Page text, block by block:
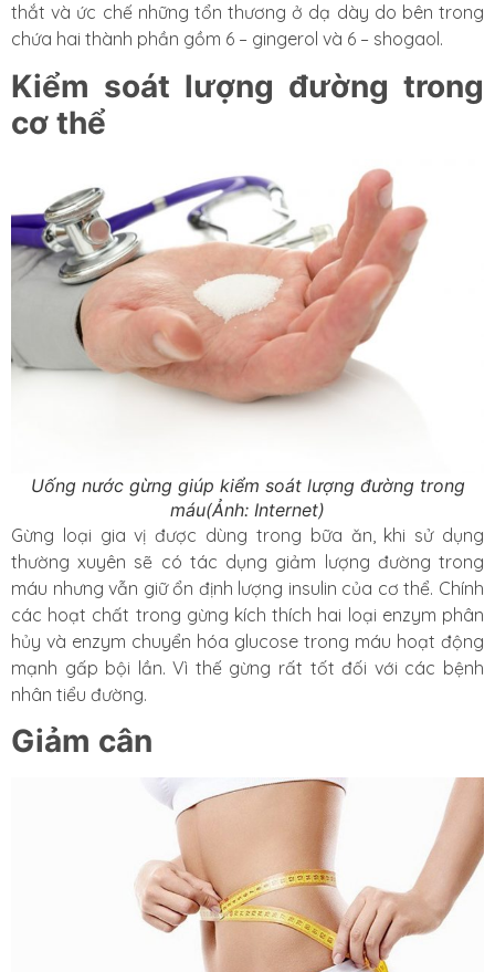
thắt và ức chế những tổn thương ở dạ dày do bên trong
chứa hai thành phần gồm 6 – gingerol và 6 – shogaol.
Kiểm soát lượng đường trong
cơ thể
Uống nước gừng giúp kiểm soát lượng đường trong
máu(Ảnh: Internet)
Gừng loại gia vị được dùng trong bữa ăn, khi sử dụng
thường xuyên sẽ có tác dụng giảm lượng đường trong
máu nhưng vẫn giữ ổn định lượng insulin của cơ thể. Chính
các hoạt chất trong gừng kích thích hai loại enzym phân
hủy và enzym chuyển hóa glucose trong máu hoạt động
mạnh gấp bội lần. Vì thế gừng rất tốt đối với các bệnh
nhân tiểu đường.
Giảm cân